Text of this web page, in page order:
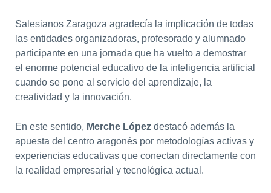
Salesianos Zaragoza agradecía la implicación de todas
las entidades organizadoras, profesorado y alumnado
participante en una jornada que ha vuelto a demostrar
el enorme potencial educativo de la inteligencia artificial
cuando se pone al servicio del aprendizaje, la
creatividad y la innovación.
En este sentido, Merche Lópezdestacó además la
apuesta del centro aragonés por metodologías activas y
experiencias educativas que conectan directamente con
la realidad empresarial y tecnológica actual.